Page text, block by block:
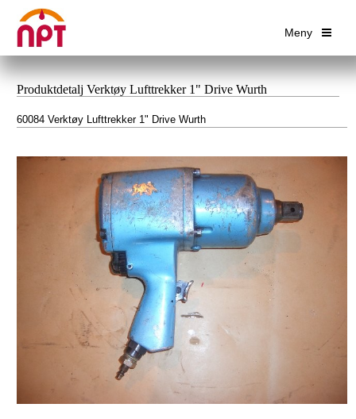
Meny
Produktdetalj Verktøy Lufttrekker 1" Drive Wurth
60084 Verktøy Lufttrekker 1" Drive Wurth